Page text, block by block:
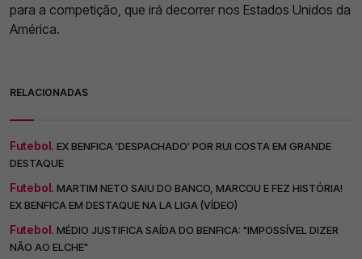
para a competição, que irá decorrer nos Estados Unidos da
América.
RELACIONADAS
Futebol. EX BENFICA 'DESPACHADO' POR RUI COSTA EM GRANDE
DESTAQUE
Futebol. MARTIM NETO SAIU DO BANCO, MARCOU E FEZ HISTÓRIA!
EX BENFICA EM DESTAQUE NA LA LIGA (VÍDEO)
Futebol. MÉDIO JUSTIFICA SAÍDA DO BENFICA: "IMPOSSÍVEL DIZER
NÃO AO ELCHE"